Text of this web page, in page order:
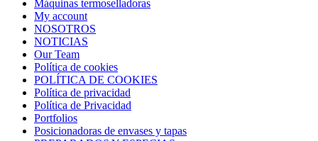
Máquinas termoselladoras
My account
NOSOTROS
NOTICIAS
Our Team
Política de cookies
POLÍTICA DE COOKIES
Política de privacidad
Política de Privacidad
Portfolios
Posicionadoras de envases y tapas